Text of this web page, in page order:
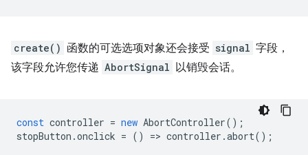
create() 函数的可选选项对象还会接受 signal 字段，
该字段允许您传递 AbortSignal 以销毁会话。
const controller = new AbortController();
stopButton .onclick = () => controller .abort();